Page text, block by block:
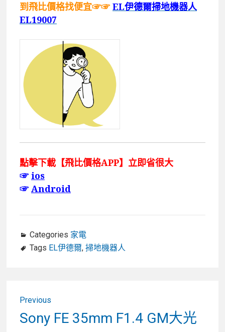
到飛比價格找便宜☞☞ EL伊德爾掃地機器人
EL19007
點擊下載【飛比價格APP】立即省很大
☞ios
☞Android
Categories 家電
Tags EL伊德爾, 掃地機器人
Previous
Previous
post:
Sony FE 35mm F1.4 GM大光